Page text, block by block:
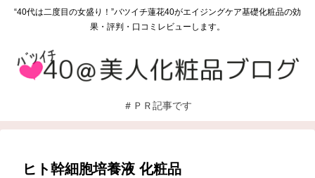
“40代は二度目の女盛り！”バツイチ蓮花40がエイジングケア基礎化粧品の効
果・評判・口コミレビューします。
＃ＰＲ記事です
ヒト幹細胞培養液 化粧品